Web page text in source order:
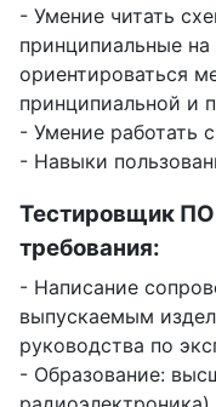
- Умение читать
принципиальные
ориентироваться
принципиальной и
- Умение работать
- Навыки
Тестировщик ПО
требования:
- Написание
выпускаемым
руководства по
- Образование: